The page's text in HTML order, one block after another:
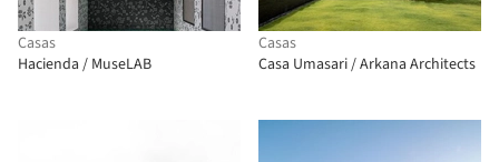
Casas
Hacienda / MuseLAB
Casas
Casa Umasari / Arkana Architects